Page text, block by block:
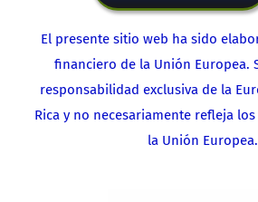
El presente sitio web ha sido
financiero de la Unión Europea.
responsabilidad exclusiva de la
Rica y no necesariamente refleja
la Unión Europea.